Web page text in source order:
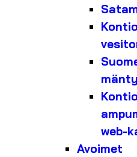
mänty
web-
Avoimet